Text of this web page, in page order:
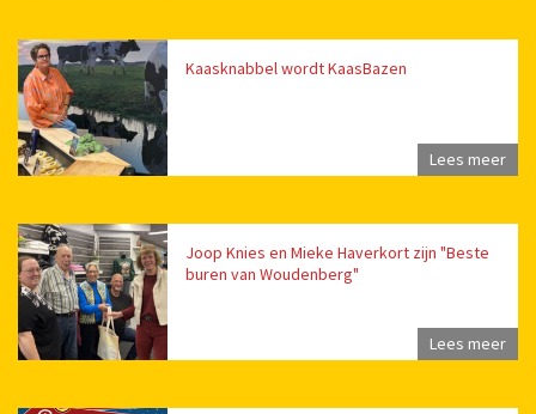
Kaasknabbel wordt KaasBazen
Lees meer
Joop Knies en Mieke Haverkort zijn "Beste
buren van Woudenberg"
Lees meer